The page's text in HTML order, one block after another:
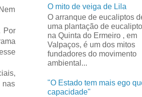
Por
nas
O mito de veiga de Lila
O arranque de eucaliptos
uma plantação de
na Quinta do Ermeiro , em
Valpaços, é um dos mitos
fundadores do movimento
ambiental...
"O Estado tem mais ego
capacidade"